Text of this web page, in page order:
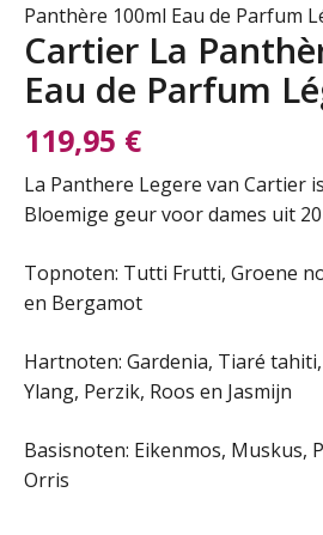
Panthère 100ml Eau de Parfum
Cartier La
Eau de Parfum
119,95 €
La Panthere Legere van Cartier
Bloemige geur voor dames uit
Topnoten: Tutti Frutti, Groene
en Bergamot
Hartnoten: Gardenia, Tiaré
Ylang, Perzik, Roos en Jasmijn
Basisnoten: Eikenmos, Muskus,
Orris